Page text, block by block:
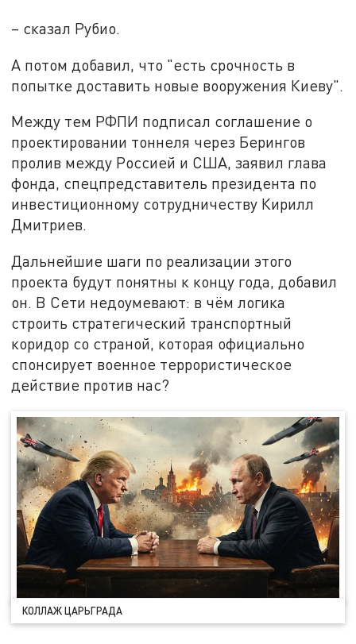
– сказал Рубио.
А потом добавил, что "есть срочность в
попытке доставить новые вооружения Киеву".
Между тем РФПИ подписал соглашение о
проектировании тоннеля через Берингов
пролив между Россией и США, заявил глава
фонда, спецпредставитель президента по
инвестиционному сотрудничеству Кирилл
Дмитриев.
Дальнейшие шаги по реализации этого
проекта будут понятны к концу года, добавил
он. В Сети недоумевают: в чём логика
строить стратегический транспортный
коридор со страной, которая официально
спонсирует военное террористическое
действие против нас?
КОЛЛАЖ ЦАРЬГРАДА